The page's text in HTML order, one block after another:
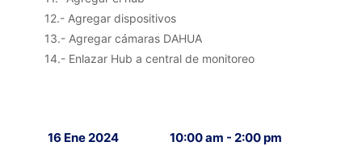
12.- Agregar dispositivos
13.- Agregar cámaras DAHUA
14.- Enlazar Hub a central de monitoreo
16 Ene 2024
10:00 am - 2:00 pm